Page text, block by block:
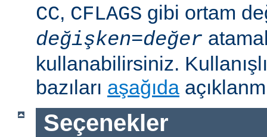
CC, CFLAGS gibi ortam
değişken=değer
kullanabilirsiniz.
bazıları aşağıda
Seçenekler